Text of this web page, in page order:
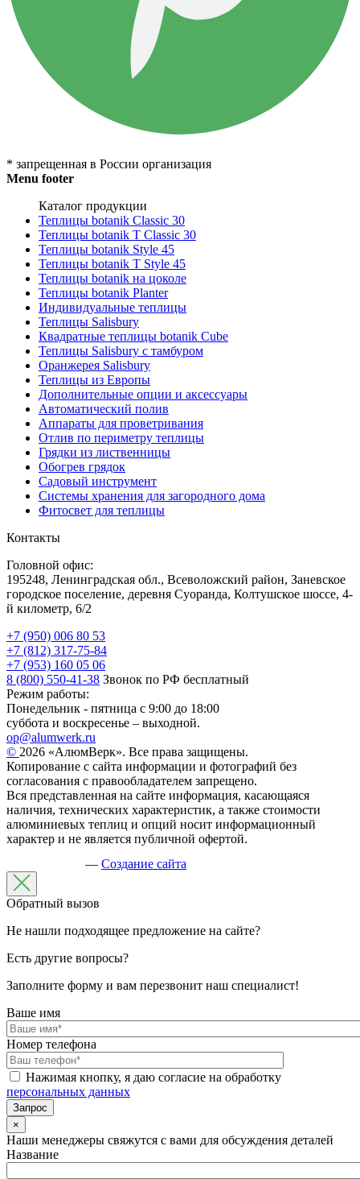
* запрещенная в России организация
Menu footer
Каталог продукции
Теплицы botanik Classic 30
Теплицы botanik T Classic 30
Теплицы botanik Style 45
Теплицы botanik Т Style 45
Теплицы botanik на цоколе
Теплицы botanik Planter
Индивидуальные теплицы
Теплицы Salisbury
Квадратные теплицы botanik Cube
Теплицы Salisbury с тамбуром
Оранжерея Salisbury
Теплицы из Европы
Дополнительные опции и аксессуары
Автоматический полив
Аппараты для проветривания
Отлив по периметру теплицы
Грядки из лиственницы
Обогрев грядок
Садовый инструмент
Системы хранения для загородного дома
Фитосвет для теплицы
Контакты
Головной офис:
195248, Ленинградская обл., Всеволожский район, Заневское
городское поселение, деревня Суоранда, Колтушское шоссе, 4-
й километр, 6/2
+7 (950) 006 80 53
+7 (812) 317-75-84
+7 (953) 160 05 06
8 (800) 550-41-38 Звонок по РФ бесплатный
Режим работы:
Понедельник - пятница с 9:00 до 18:00
суббота и воскресенье – выходной.
op@alumwerk.ru
© 2026 «АлюмВерк». Все права защищены.
Копирование с сайта информации и фотографий без
согласования с правообладателем запрещено.
Вся представленная на сайте информация, касающаяся
наличия, технических характеристик, а также стоимости
алюминиевых теплиц и опций носит информационный
характер и не является публичной офертой.
— Создание сайта
Обратный вызов
Не нашли подходящее предложение на сайте?
Есть другие вопросы?
Заполните форму и вам перезвонит наш специалист!
Ваше имя
Номер телефона
Нажимая кнопку, я даю согласие на обработку
персональных данных
×
Наши менеджеры свяжутся с вами для обсуждения деталей
Название